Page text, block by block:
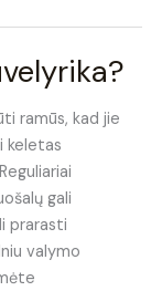
ramūs, kad jie
keletas
gali
prarasti
valymo